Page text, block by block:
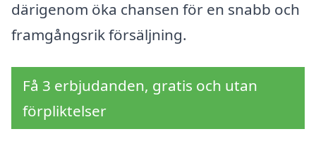
därigenom öka chansen för en snabb och
framgångsrik försäljning.
Få 3 erbjudanden, gratis och utan
förpliktelser